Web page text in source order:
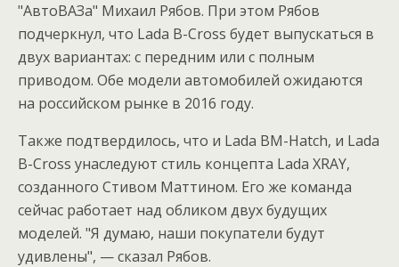
"АвтоВАЗа" Михаил Рябов. При этом Рябов
подчеркнул, что Lada B-Cross будет выпускаться в
двух вариантах: с передним или с полным
приводом. Обе модели автомобилей ожидаются
на российском рынке в 2016 году.
Также подтвердилось, что и Lada BM-Hatch, и Lada
B-Cross унаследуют стиль концепта Lada XRAY,
созданного Стивом Маттином. Его же команда
сейчас работает над обликом двух будущих
моделей. "Я думаю, наши покупатели будут
удивлены", — сказал Рябов.